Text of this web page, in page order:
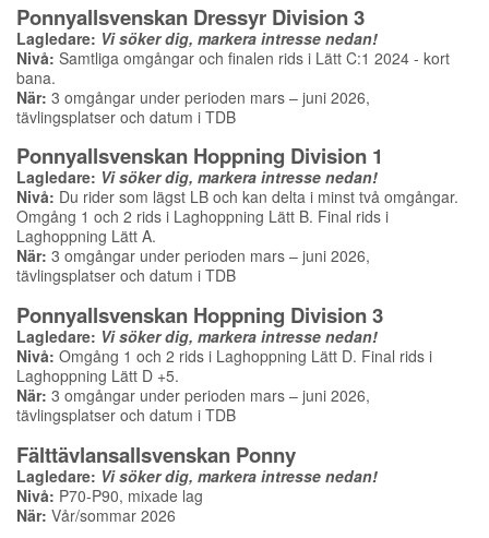
Ponnyallsvenskan Dressyr Division 3
Lagledare: Vi söker dig, markera intresse nedan!
Nivå: Samtliga omgångar och finalen rids i Lätt C:1 2024 - kort
bana.
När: 3 omgångar under perioden mars – juni 2026,
tävlingsplatser och datum i TDB
Ponnyallsvenskan Hoppning Division 1
Lagledare: Vi söker dig, markera intresse nedan!
Nivå: Du rider som lägst LB och kan delta i minst två omgångar.
Omgång 1 och 2 rids i Laghoppning Lätt B. Final rids i
Laghoppning Lätt A.
När: 3 omgångar under perioden mars – juni 2026,
tävlingsplatser och datum i TDB
Ponnyallsvenskan Hoppning Division 3
Lagledare: Vi söker dig, markera intresse nedan!
Nivå: Omgång 1 och 2 rids i Laghoppning Lätt D. Final rids i
Laghoppning Lätt D +5.
När: 3 omgångar under perioden mars – juni 2026,
tävlingsplatser och datum i TDB
Fälttävlansallsvenskan Ponny
Lagledare: Vi söker dig, markera intresse nedan!
Nivå: P70-P90, mixade lag
När: Vår/sommar 2026